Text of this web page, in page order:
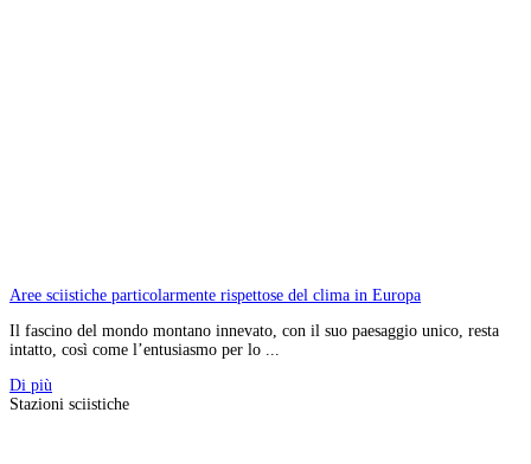
Aree sciistiche particolarmente rispettose del clima in Europa
Il fascino del mondo montano innevato, con il suo paesaggio unico, resta
intatto, così come l’entusiasmo per lo ...
Di più
Stazioni sciistiche